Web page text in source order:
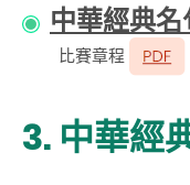
中華經典
比賽章程
3. 中華經